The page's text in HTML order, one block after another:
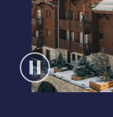
Pausar carrossel